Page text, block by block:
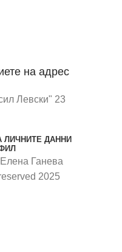
на адрес
Левски" 23
ЛИЧНИТЕ ДАННИ
2025